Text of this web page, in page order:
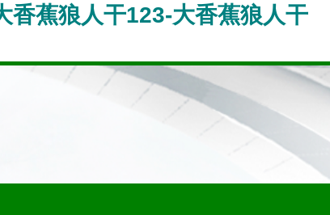
香蕉狼人干123-大香蕉狼人干